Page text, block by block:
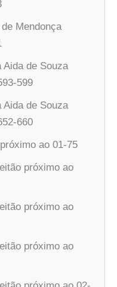
Mendonça
de Souza
599
de Souza
660
ao 01-75
próximo ao
próximo ao
próximo ao